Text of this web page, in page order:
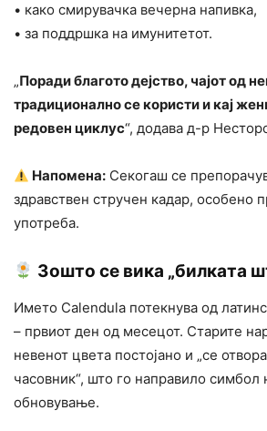
• како смирувачка вечерна напивка,
• за поддршка на имунитетот.
„Поради благото дејство, чајот од
традиционално се користи и кај
редовен циклус“, додава д-р
Напомена: Секогаш се
здравствен стручен кадар, особено
употреба.
Зошто се вика „билката
Името Calendula потекнува од
– првиот ден од месецот. Старите
невенот цвета постојано и „се
часовник“, што го направило симбол
обновување.